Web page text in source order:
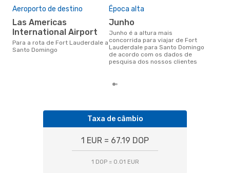
Aeroporto de destino
Las Americas
International Airport
Para a rota de Fort Lauderdale a
Santo Domingo
Época alta
junho
junho é a altura mais
concorrida para viajar de Fort
Lauderdale para Santo Domingo
de acordo com os dados de
pesquisa dos nossos clientes
Taxa de câmbio
1 EUR = 67.19 DOP
1 DOP = 0.01 EUR